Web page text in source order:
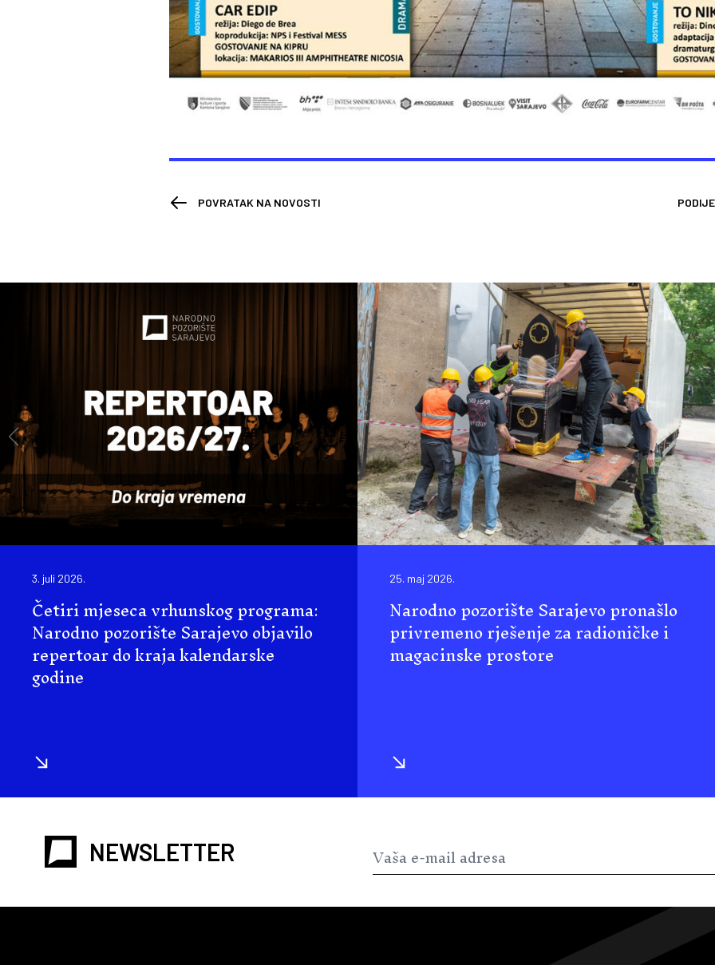
POVRATAK NA NOVOSTI
3. juli 2026.
Četiri mjeseca vrhunskog programa:
Narodno pozorište Sarajevo objavilo
repertoar do kraja kalendarske
godine
25. maj 2026.
Narodno pozorište Sarajevo pronašlo
privremeno rješenje za radioničke i
magacinske prostore
NEWSLETTER